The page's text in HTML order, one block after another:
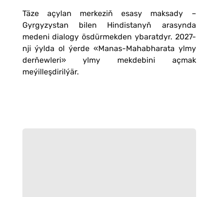
Täze açylan merkeziň esasy maksady –
Gyrgyzystan bilen Hindistanyň arasynda
medeni dialogy ösdürmekden ybaratdyr. 2027-
nji ýylda ol ýerde «Manas-Mahabharata ylmy
derňewleri» ylmy mekdebini açmak
meýilleşdirilýär.